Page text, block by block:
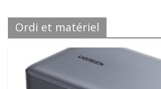
Ordi et matériel